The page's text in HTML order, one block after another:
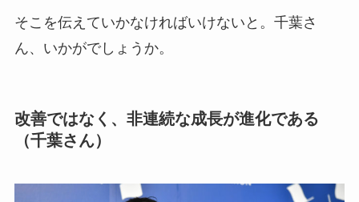
そこを伝えていかなければいけないと。千葉さ
ん、いかがでしょうか。
改善ではなく、非連続な成長が進化である
（千葉さん）